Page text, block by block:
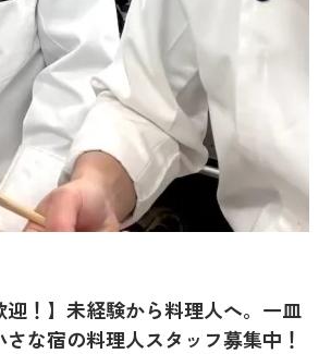
迎！】未経験から料理人へ。一皿
な宿の料理人スタッフ募集中！